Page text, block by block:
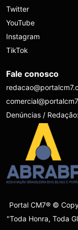
Twitter
YouTube
Instagram
TikTok
Fale conosco
Denúncias /
Portal CM7® ©
"Toda Honra, Toda